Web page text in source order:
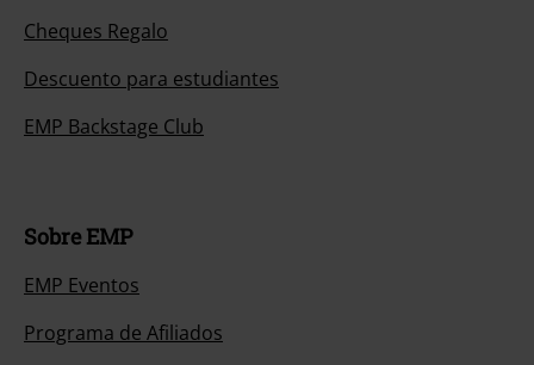
Cheques Regalo
Descuento para estudiantes
EMP Backstage Club
Sobre EMP
EMP Eventos
Programa de Afiliados